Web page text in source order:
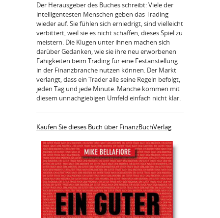
Der Herausgeber des Buches schreibt: Viele der
intelligentesten Menschen geben das Trading
wieder auf. Sie fühlen sich erniedrigt, sind vielleicht
verbittert, weil sie es nicht schaffen, dieses Spiel zu
meistern. Die Klugen unter ihnen machen sich
darüber Gedanken, wie sie ihre neu erworbenen
Fähigkeiten beim Trading für eine Festanstellung
in der Finanzbranche nutzen können. Der Markt
verlangt, dass ein Trader alle seine Regeln befolgt,
jeden Tag und jede Minute. Manche kommen mit
diesem unnachgiebigen Umfeld einfach nicht klar.
Kaufen Sie dieses Buch über FinanzBuchVerlag